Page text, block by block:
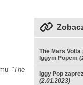
"The
The Mars Volta
Iggym Popem
Iggy Pop
(2.01.2023)